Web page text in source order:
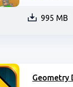
995 MB
Geometry